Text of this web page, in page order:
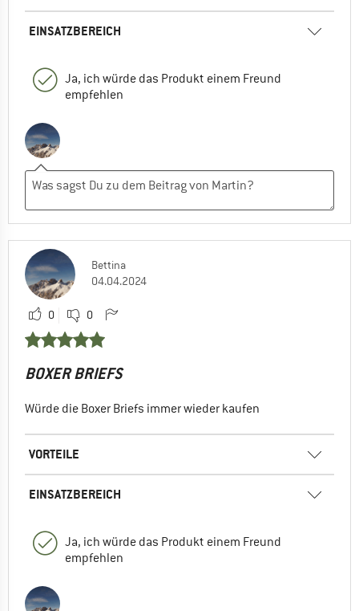
EINSATZBEREICH
Ja, ich würde das Produkt einem Freund
empfehlen
Bettina
04.04.2024
0 0
BOXER BRIEFS
Würde die Boxer Briefs immer wieder kaufen
VORTEILE
EINSATZBEREICH
Ja, ich würde das Produkt einem Freund
empfehlen